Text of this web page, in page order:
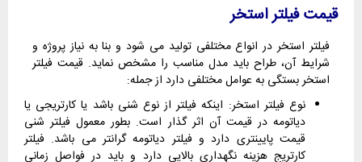
قیمت فیلتر استخر
فیلتر استخر در انواع مختلفی تولید می شود و بنا به نیاز پروژه و
شرایط آن، طراح باید مدل مناسب را مشخص نماید. قیمت فیلتر
استخر بستگی به عوامل مختلفی دارد از جمله:
نوع فیلتر استخر: اینکه فیلتر از نوع شنی باشد یا کارتریجی یا
دیاتومه در قیمت آن اثر گذار است. بطور معمول فیلتر شنی
قیمت پایینتری دارد و فیلتر دیاتومه گرانتر می باشد. فیلتر
کارتریج هزینه نگهداری بالایی دارد و باید در فواصل زمانی